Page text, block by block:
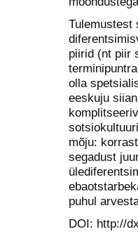
Tulemustest
piirid (nt piir
olla
eeskuju
mõju:
segadust
puhul
DOI: http://